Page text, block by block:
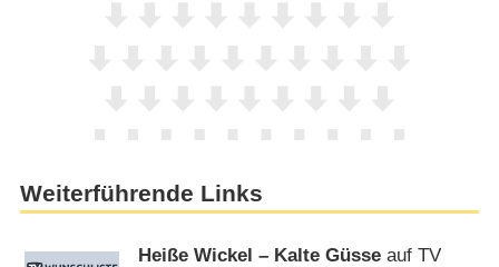
Weiterführende Links
Heiße Wickel – Kalte Güsse auf TV